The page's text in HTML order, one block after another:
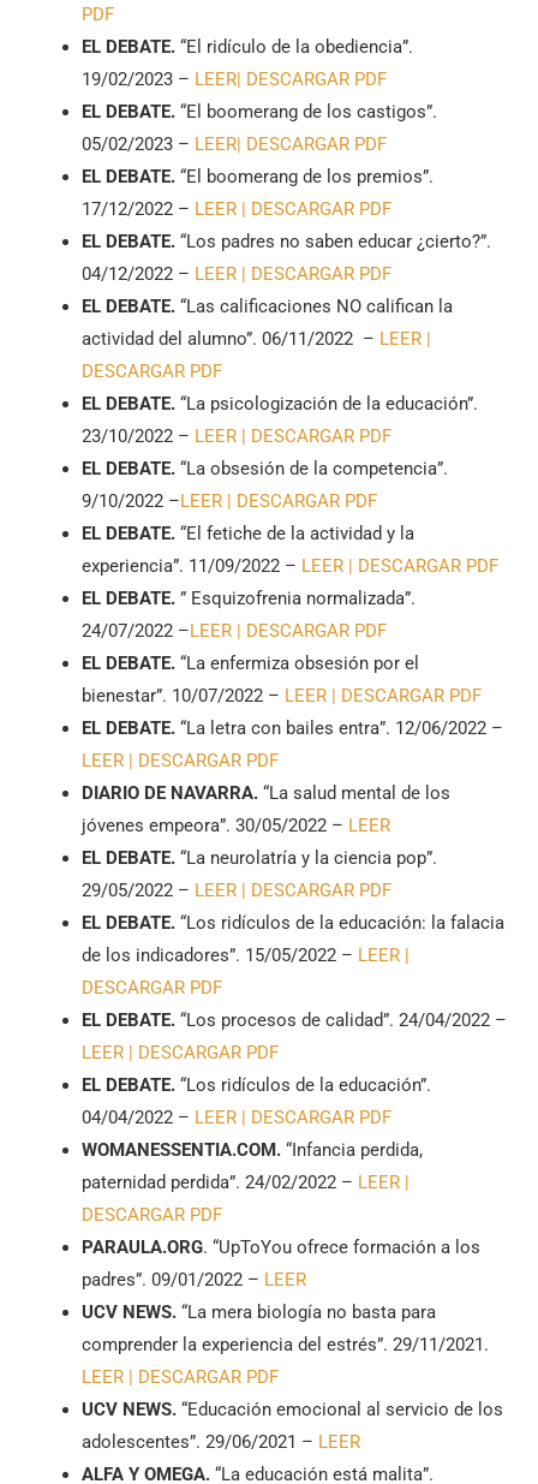
PDF
EL DEBATE. “El ridículo de la obediencia”.
19/02/2023 – LEER| DESCARGAR PDF
EL DEBATE. “El boomerang de los castigos”.
05/02/2023 – LEER| DESCARGAR PDF
EL DEBATE. “El boomerang de los premios”.
17/12/2022 – LEER | DESCARGAR PDF
EL DEBATE. “Los padres no saben educar ¿cierto?”.
04/12/2022 – LEER | DESCARGAR PDF
EL DEBATE. “Las calificaciones NO califican la
actividad del alumno”. 06/11/2022 – LEER |
DESCARGAR PDF
EL DEBATE. “La psicologización de la educación”.
23/10/2022 – LEER | DESCARGAR PDF
EL DEBATE. “La obsesión de la competencia”.
9/10/2022 –LEER | DESCARGAR PDF
EL DEBATE. “El fetiche de la actividad y la
experiencia”. 11/09/2022 – LEER | DESCARGAR PDF
EL DEBATE. ” Esquizofrenia normalizada”.
24/07/2022 –LEER | DESCARGAR PDF
EL DEBATE. “La enfermiza obsesión por el
bienestar”. 10/07/2022 – LEER | DESCARGAR PDF
EL DEBATE. “La letra con bailes entra”. 12/06/2022 –
LEER | DESCARGAR PDF
DIARIO DE NAVARRA. “La salud mental de los
jóvenes empeora”. 30/05/2022 – LEER
EL DEBATE. “La neurolatría y la ciencia pop”.
29/05/2022 – LEER | DESCARGAR PDF
EL DEBATE. “Los ridículos de la educación: la falacia
de los indicadores”. 15/05/2022 – LEER |
DESCARGAR PDF
EL DEBATE. “Los procesos de calidad”. 24/04/2022 –
LEER | DESCARGAR PDF
EL DEBATE.“Los ridículos de la educación”.
04/04/2022 – LEER | DESCARGAR PDF
WOMANESSENTIA.COM. “Infancia perdida,
paternidad perdida”. 24/02/2022 – LEER |
DESCARGAR PDF
PARAULA.ORG. “UpToYou ofrece formación a los
padres”. 09/01/2022 – LEER
UCV NEWS. “La mera biología no basta para
comprender la experiencia del estrés”. 29/11/2021.
LEER | DESCARGAR PDF
UCV NEWS. “Educación emocional al servicio de los
adolescentes”. 29/06/2021 – LEER
ALFA Y OMEGA. “La educación está malita”.